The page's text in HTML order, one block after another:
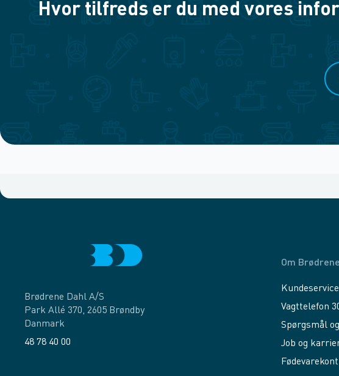
Hvor tilfreds er du med vores
Brødrene Dahl A/S
Park Allé 370, 2605 Brøndby
Danmark
48 78 40 00
Om
Kundeservice
Vagttelefon
Spørgsmål
Job og